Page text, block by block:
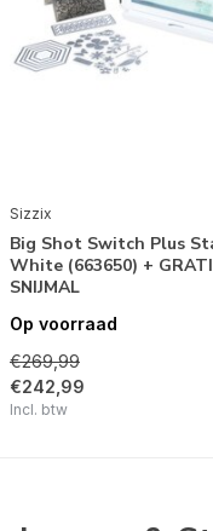
Sizzix
Big Shot Switch Plus
White (663650) +
SNIJMAL
Op voorraad
€269,99
€242,99
Incl. btw